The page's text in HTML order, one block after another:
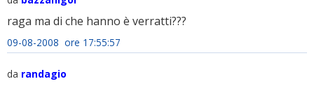
raga ma di che hanno è verratti???
09-08-2008 ore 17:55:57
da randagio